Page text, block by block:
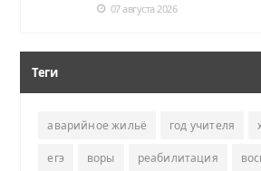
07 августа 2026
Теги
аварийное жильё год учителя
егэ воры реабилитация